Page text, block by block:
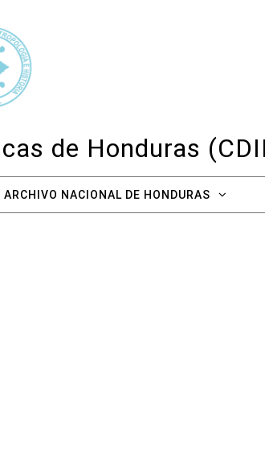
de Honduras
ARCHIVO NACIONAL DE HONDURAS